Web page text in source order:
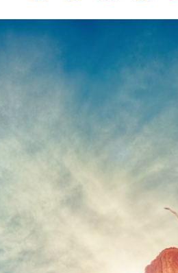
に更新しました。 政府が支援する「Go To
ンペーン」の話もだいぶ具体的に出てきまし
も多いと思います。 旅行に行くにあたって
行機の中に持ち込む荷物の重量と大きさを知
るサイズをオーバーしてしまうと、預け荷物
して預けることになり、高額な追加料金が発
してしまいます。 近年特に、重量チェック
しいLCC路線も増えてきているので注意が必